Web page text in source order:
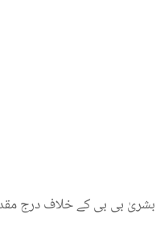
بشریٰ بی بی کے خلاف درج